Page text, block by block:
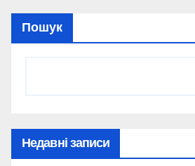
Пошук
Недавні записи